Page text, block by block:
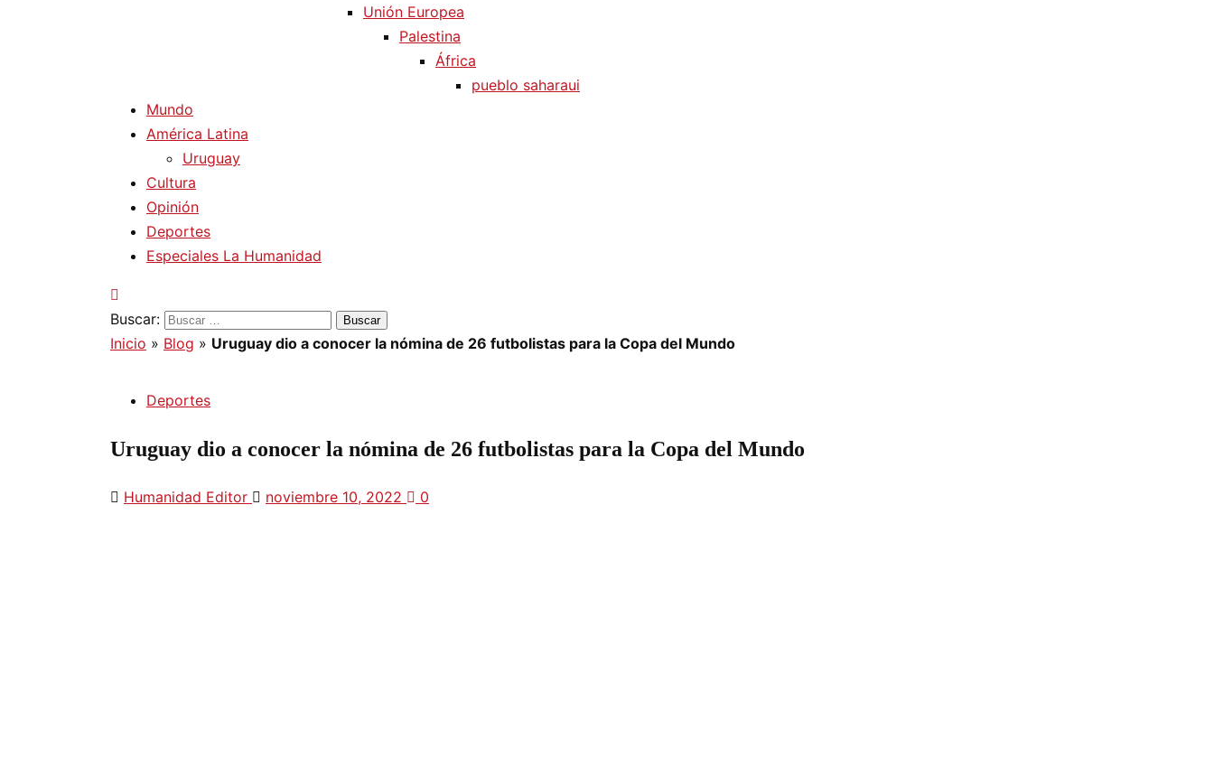
Unión Europea
Palestina
África
pueblo saharaui
Mundo
América Latina
Uruguay
Cultura
Opinión
Deportes
Especiales La Humanidad
Buscar:
Inicio » Blog » Uruguay dio a conocer la nómina de 26 futbolistas para la Copa del Mundo
Deportes
Uruguay dio a conocer la nómina de 26 futbolistas para la Copa del Mundo
Humanidad Editor noviembre 10, 2022 0